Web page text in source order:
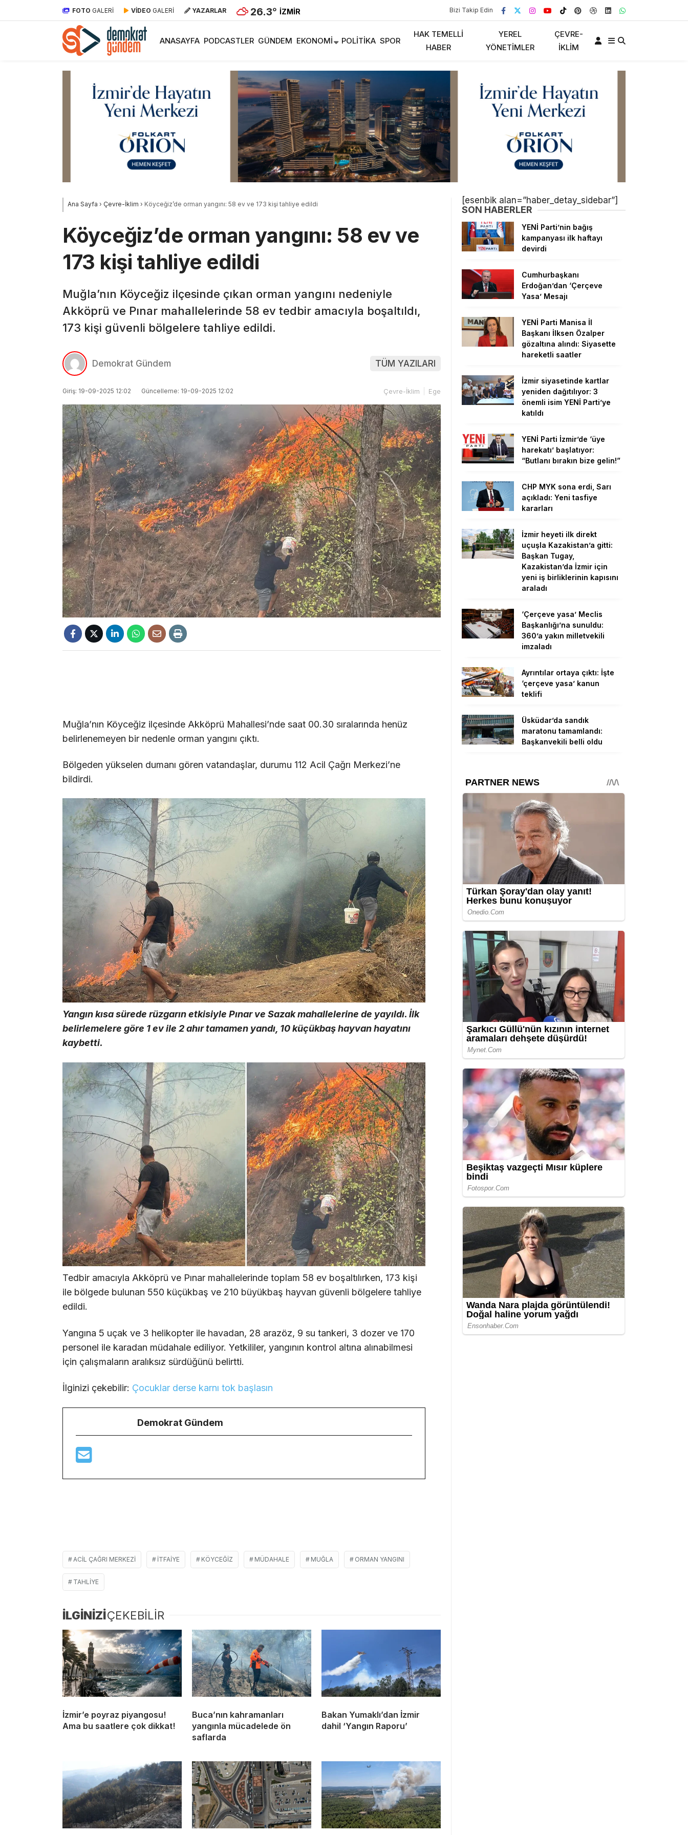
FOTO GALERİ VİDEO GALERİ YAZARLAR 26.3° İZMIR Bizi Takip Edin
ANASAYFA PODCASTLER GÜNDEM EKONOMI POLITIKA SPOR
HAK TEMELLI
HABER
YEREL
YÖNETIMLER
ÇEVRE-
İKLIM
Ana Sayfa › Çevre-İklim › Köyceğiz’de orman yangını: 58 ev ve 173 kişi tahliye edildi
Köyceğiz’de orman yangını: 58 ev ve
173 kişi tahliye edildi
Muğla’nın Köyceğiz ilçesinde çıkan orman yangını nedeniyle
Akköprü ve Pınar mahallelerinde 58 ev tedbir amacıyla boşaltıldı,
173 kişi güvenli bölgelere tahliye edildi.
Demokrat Gündem TÜM YAZILARI
Giriş: 19-09-2025 12:02 Güncelleme: 19-09-2025 12:02 Çevre-İklim Ege
Muğla’nın Köyceğiz ilçesinde Akköprü Mahallesi’nde saat 00.30 sıralarında henüz
belirlenemeyen bir nedenle orman yangını çıktı.
Bölgeden yükselen dumanı gören vatandaşlar, durumu 112 Acil Çağrı Merkezi’ne
bildirdi.
Yangın kısa sürede rüzgarın etkisiyle Pınar ve Sazak mahallelerine de yayıldı. İlk
belirlemelere göre 1 ev ile 2 ahır tamamen yandı, 10 küçükbaş hayvan hayatını
kaybetti.
Tedbir amacıyla Akköprü ve Pınar mahallelerinde toplam 58 ev boşaltılırken, 173 kişi
ile bölgede bulunan 550 küçükbaş ve 210 büyükbaş hayvan güvenli bölgelere tahliye
edildi.
Yangına 5 uçak ve 3 helikopter ile havadan, 28 arazöz, 9 su tankeri, 3 dozer ve 170
personel ile karadan müdahale ediliyor. Yetkililer, yangının kontrol altına alınabilmesi
için çalışmaların aralıksız sürdüğünü belirtti.
İlginizi çekebilir: Çocuklar derse karnı tok başlasın
Demokrat Gündem
ACIL ÇAĞRI MERKEZI ITFAIYE KÖYCEĞIZ MÜDAHALE MUĞLA ORMAN YANGINI
TAHLIYE
İLGİNİZİÇEKEBİLİR
İzmir’e poyraz piyangosu!
Ama bu saatlere çok dikkat!
Buca’nın kahramanları
yangınla mücadelede ön
saflarda
Bakan Yumaklı’dan İzmir
dahil ‘Yangın Raporu’
[esenbik alan=”haber_detay_sidebar”]
SON HABERLER
YENİ Parti’nin bağış
kampanyası ilk haftayı
devirdi
Cumhurbaşkanı
Erdoğan’dan ‘Çerçeve
Yasa’ Mesajı
YENİ Parti Manisa İl
Başkanı İlksen Özalper
gözaltına alındı: Siyasette
hareketli saatler
İzmir siyasetinde kartlar
yeniden dağıtılıyor: 3
önemli isim YENİ Parti’ye
katıldı
YENİ Parti İzmir’de ‘üye
harekatı’ başlatıyor:
“Butlanı bırakın bize gelin!”
CHP MYK sona erdi, Sarı
açıkladı: Yeni tasfiye
kararları
İzmir heyeti ilk direkt
uçuşla Kazakistan’a gitti:
Başkan Tugay,
Kazakistan’da İzmir için
yeni iş birliklerinin kapısını
araladı
‘Çerçeve yasa’ Meclis
Başkanlığı’na sunuldu:
360’a yakın milletvekili
imzaladı
Ayrıntılar ortaya çıktı: İşte
‘çerçeve yasa’ kanun
teklifi
Üsküdar’da sandık
maratonu tamamlandı:
Başkanvekili belli oldu